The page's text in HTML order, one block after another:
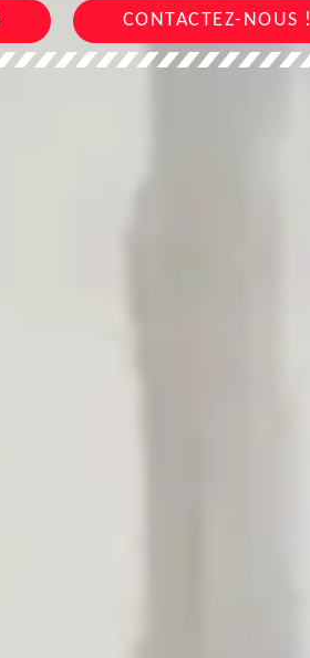
CONTACTEZ-NOUS !